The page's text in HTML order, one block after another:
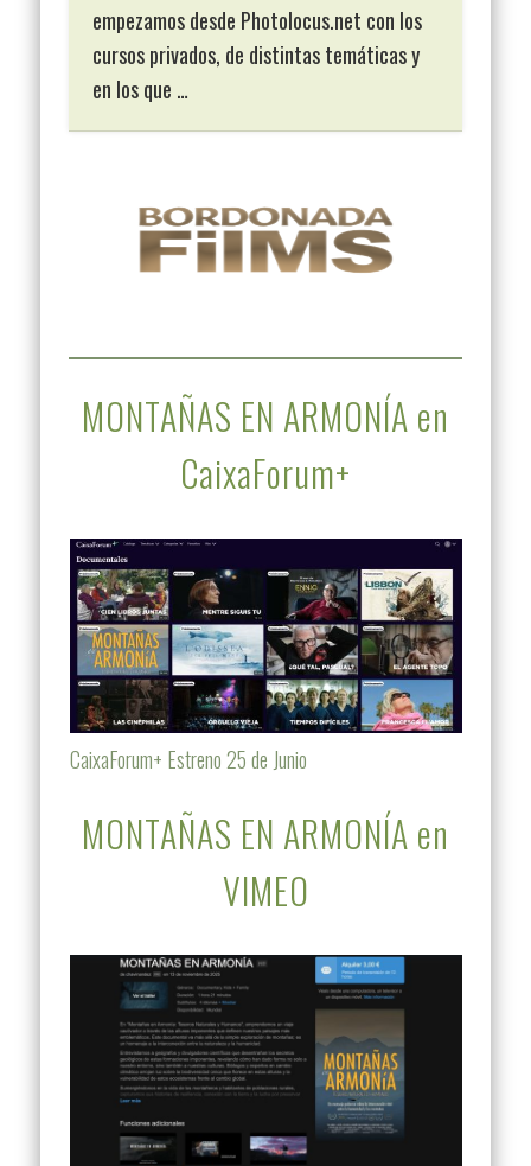
empezamos desde Photolocus.net con los
cursos privados, de distintas temáticas y
en los que …
MONTAÑAS EN ARMONÍA en
CaixaForum+
CaixaForum+ Estreno 25 de Junio
MONTAÑAS EN ARMONÍA en
VIMEO